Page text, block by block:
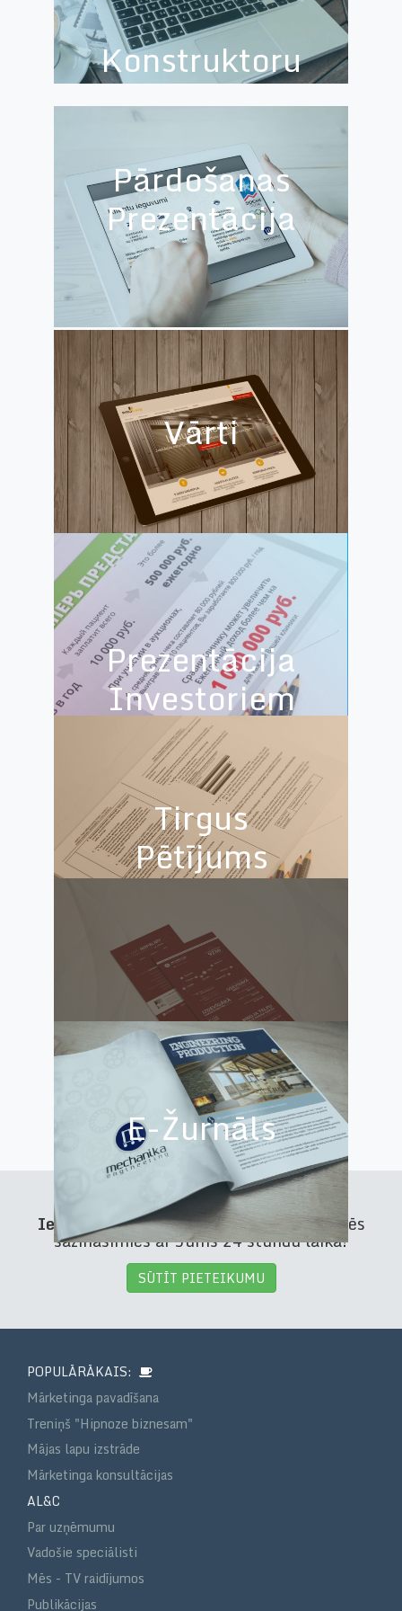
Konstruktoru
Birojs
Pārdošanas
Prezentācija
Vārti
Prezentācija
Investoriem
Tirgus
Pētījums
Real Estate
Index
E-Žurnāls
Iepazīsimies?Nosūtiet pieteikumu un mēs
sazināsimies ar Jums 24 stundu laikā!
SŪTĪT PIETEIKUMU
POPULĀRĀKAIS:
Mārketinga pavadīšana
Treniņš "Hipnoze biznesam"
Mājas lapu izstrāde
Mārketinga konsultācijas
AL&C
Par uzņēmumu
Vadošie speciālisti
Mēs - TV raidījumos
Publikācijas